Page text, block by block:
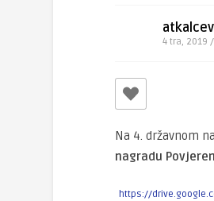
4 tra, 2019
Na 4. državnom
nagradu
https://